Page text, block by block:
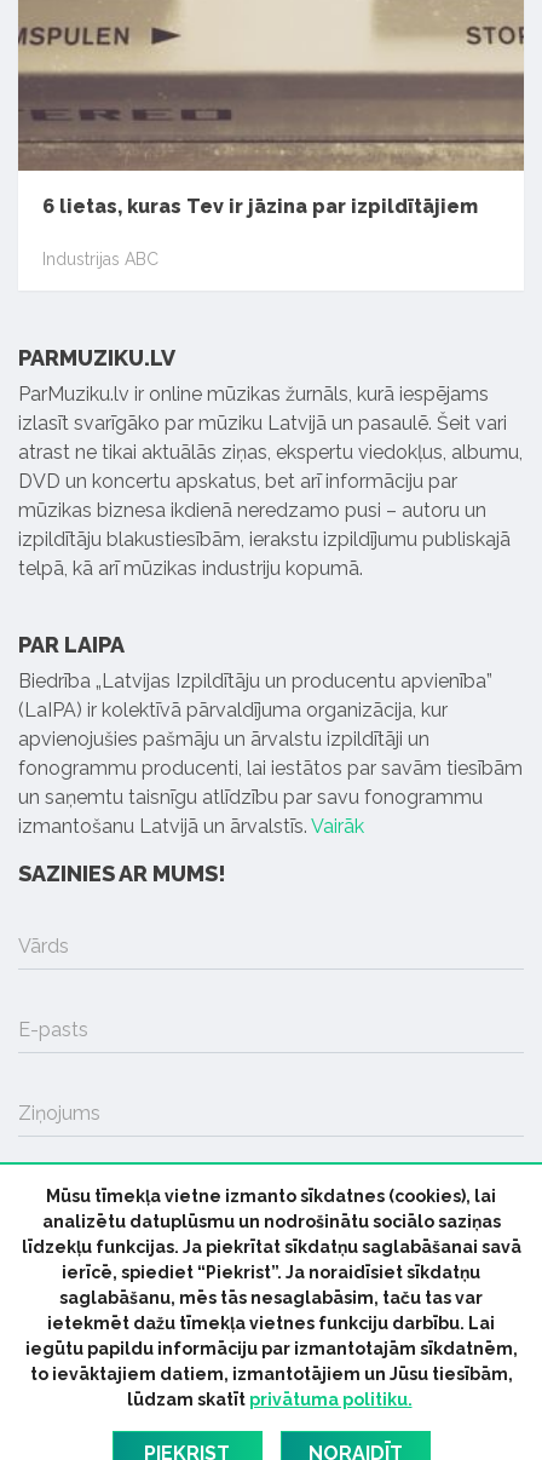
6 lietas, kuras Tev ir jāzina par izpildītājiem
Industrijas ABC
PARMUZIKU.LV
ParMuziku.lv ir online mūzikas žurnāls, kurā iespējams
izlasīt svarīgāko par mūziku Latvijā un pasaulē. Šeit vari
atrast ne tikai aktuālās ziņas, ekspertu viedokļus, albumu,
DVD un koncertu apskatus, bet arī informāciju par
mūzikas biznesa ikdienā neredzamo pusi – autoru un
izpildītāju blakustiesībām, ierakstu izpildījumu publiskajā
telpā, kā arī mūzikas industriju kopumā.
PAR LAIPA
Biedrība „Latvijas Izpildītāju un producentu apvienība”
(LaIPA) ir kolektīvā pārvaldījuma organizācija, kur
apvienojušies pašmāju un ārvalstu izpildītāji un
fonogrammu producenti, lai iestātos par savām tiesībām
un saņemtu taisnīgu atlīdzību par savu fonogrammu
izmantošanu Latvijā un ārvalstīs. Vairāk
SAZINIES AR MUMS!
Vārds
E-pasts
Ziņojums
SŪTĪT
© 2026 parmuziku.lv, visas tiesības paturētas
ParMuziku.lv Mūzikas Ziņas
Industrijas Ziņas
Industrijas ABC
Mūzika Biznesam
Latvijas oficiālais
Mūsu tīmekļa vietne izmanto sīkdatnes (cookies), lai
analizētu datuplūsmu un nodrošinātu sociālo saziņas
līdzekļu funkcijas. Ja piekrītat sīkdatņu saglabāšanai savā
ierīcē, spiediet “Piekrist”. Ja noraidīsiet sīkdatņu
saglabāšanu, mēs tās nesaglabāsim, taču tas var
ietekmēt dažu tīmekļa vietnes funkciju darbību. Lai
iegūtu papildu informāciju par izmantotajām sīkdatnēm,
to ievāktajiem datiem, izmantotājiem un Jūsu tiesībām,
lūdzam skatīt privātuma politiku.
PIEKRIST NORAIDĪT